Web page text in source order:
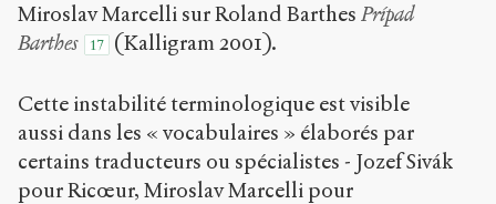
Miroslav Marcelli sur Roland Barthes Prípad
Barthes
17 (Kalligram 2001).
Cette instabilité terminologique est visible
aussi dans les « vocabulaires » élaborés par
certains traducteurs ou spécialistes - Jozef Sivák
pour Ricœur, Miroslav Marcelli pour